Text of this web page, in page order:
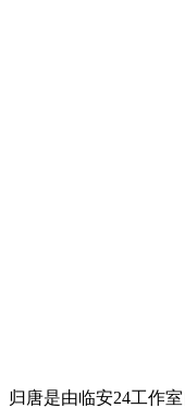
归唐是由临安24工作